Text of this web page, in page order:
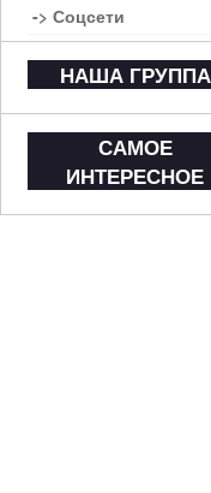
-> Соцсети
НАША ГРУППА
САМОЕ
ИНТЕРЕСНОЕ